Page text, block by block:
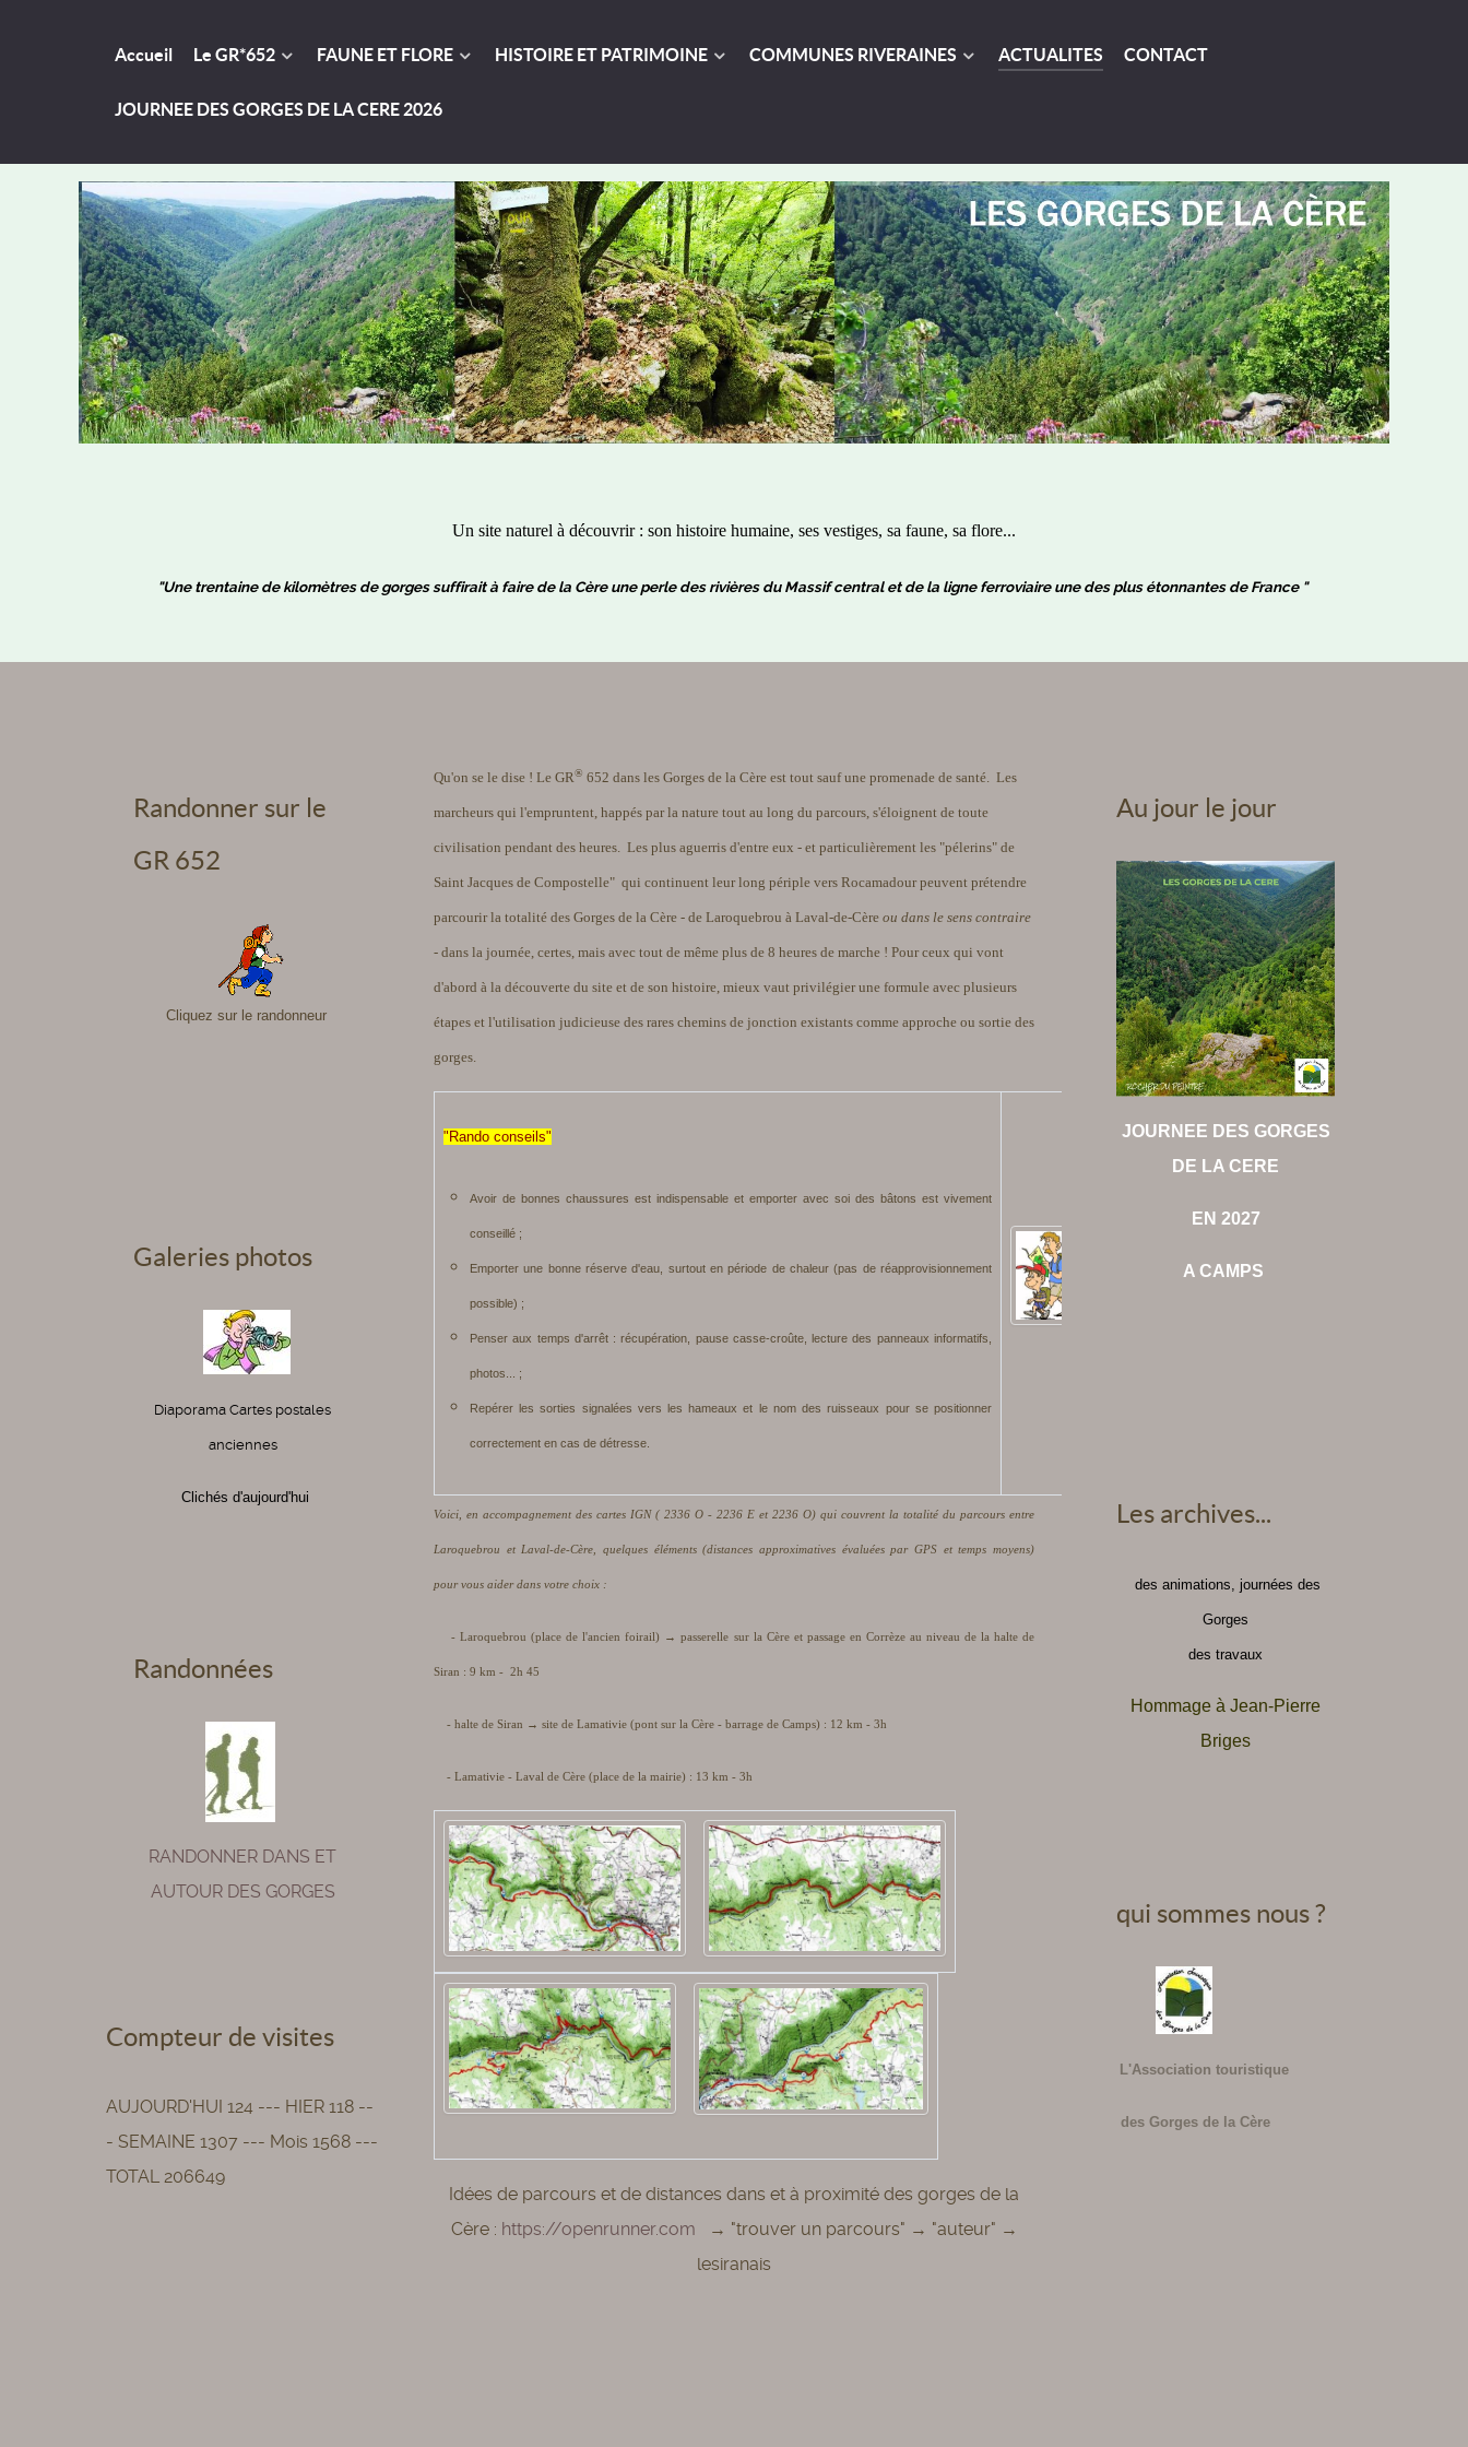
Accueil Le GR*652 FAUNE ET FLORE HISTOIRE ET PATRIMOINE COMMUNES RIVERAINES ACTUALITES CONTACT
JOURNEE DES GORGES DE LA CERE 2026
Un site naturel à découvrir : son histoire humaine, ses vestiges, sa faune, sa flore...
"Une trentaine de kilomètres de gorges suffirait à faire de la Cère une perle des rivières du Massif central et de la ligne ferroviaire une des plus étonnantes de France "
Randonner sur le
GR 652
Cliquez sur le randonneur
Galeries photos
Diaporama Cartes postales
anciennes
Clichés d'aujourd'hui
Randonnées
RANDONNER DANS ET
AUTOUR DES GORGES
Compteur de visites
AUJOURD'HUI 124 --- HIER 118 --
- SEMAINE 1307 --- Mois 1568 ---
TOTAL 206649
Qu'on se le dise ! Le GR® 652 dans les Gorges de la Cère est tout sauf une promenade de santé. Les
marcheurs qui l'empruntent, happés par la nature tout au long du parcours, s'éloignent de toute
civilisation pendant des heures. Les plus aguerris d'entre eux - et particulièrement les "pélerins" de
Saint Jacques de Compostelle" qui continuent leur long périple vers Rocamadour peuvent prétendre
parcourir la totalité des Gorges de la Cère - de Laroquebrou à Laval-de-Cère ou dans le sens contraire
- dans la journée, certes, mais avec tout de même plus de 8 heures de marche ! Pour ceux qui vont
d'abord à la découverte du site et de son histoire, mieux vaut privilégier une formule avec plusieurs
étapes et l'utilisation judicieuse des rares chemins de jonction existants comme approche ou sortie des
gorges.
"Rando conseils"
Avoir de bonnes chaussures est indispensable et emporter avec soi des bâtons est vivement
conseillé ;
Emporter une bonne réserve d'eau, surtout en période de chaleur (pas de réapprovisionnement
possible) ;
Penser aux temps d'arrêt : récupération, pause casse-croûte, lecture des panneaux informatifs,
photos... ;
Repérer les sorties signalées vers les hameaux et le nom des ruisseaux pour se positionner
correctement en cas de détresse.
Voici, en accompagnement des cartes IGN ( 2336 O - 2236 E et 2236 O) qui couvrent la totalité du parcours entre
Laroquebrou et Laval-de-Cère, quelques éléments (distances approximatives évaluées par GPS et temps moyens)
pour vous aider dans votre choix :
- Laroquebrou (place de l'ancien foirail) → passerelle sur la Cère et passage en Corrèze au niveau de la halte de
Siran : 9 km - 2h 45
- halte de Siran → site de Lamativie (pont sur la Cère - barrage de Camps) : 12 km - 3h
- Lamativie - Laval de Cère (place de la mairie) : 13 km - 3h
Idées de parcours et de distances dans et à proximité des gorges de la
Cère : https://openrunner.com → "trouver un parcours" → "auteur" →
lesiranais
Au jour le jour
JOURNEE DES GORGES
DE LA CERE
EN 2027
A CAMPS
Les archives...
des animations, journées des
Gorges
des travaux
Hommage à Jean-Pierre
Briges
qui sommes nous ?
L'Association touristique
des Gorges de la Cère